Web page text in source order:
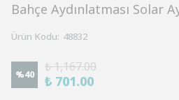
Bahçe Aydınlatması Solar
Ürün Kodu: 48832
%40
₺ 1,167.00
₺ 701.00